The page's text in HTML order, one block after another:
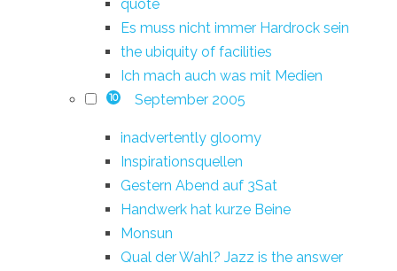
quote
Es muss nicht immer Hardrock sein
the ubiquity of facilities
Ich mach auch was mit Medien
10 September 2005
inadvertently gloomy
Inspirationsquellen
Gestern Abend auf 3Sat
Handwerk hat kurze Beine
Monsun
Qual der Wahl? Jazz is the answer